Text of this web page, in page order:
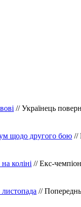
// Українець
щодо другого бою //
коліні // Екс-
//